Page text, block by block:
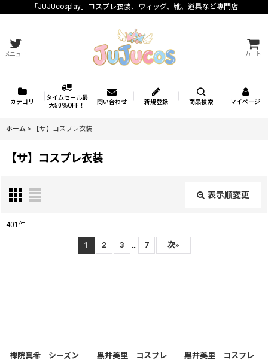
「JUJUcosplay」コスプレ衣装、ウィッグ、靴、道具など専門店
メニュー カート
カテゴリ
タイムセール最
大50％OFF！
問い合わせ 新規登録 商品検索 マイページ
ホーム > 【サ】コスプレ衣装
【サ】コスプレ衣装
表示順変更
401 件
1 2 3 7 次»
禅院真希 シーズン
黒井美里 コスプレ
黒井美里 コスプレ